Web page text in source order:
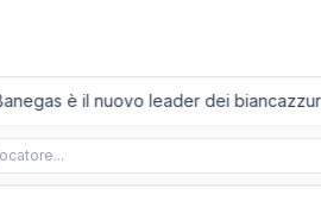
è il nuovo leader dei biancazzurri